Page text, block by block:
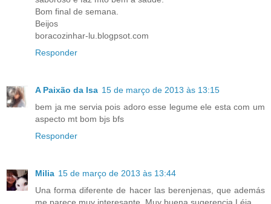
Bom final de semana.
Beijos
boracozinhar-lu.blogpsot.com
Responder
A Paixão da Isa 15 de março de 2013 às 13:15
bem ja me servia pois adoro esse legume ele esta com um
aspecto mt bom bjs bfs
Responder
Milia 15 de março de 2013 às 13:44
Una forma diferente de hacer las berenjenas, que además
me parece muy interesante, Muy buena sugerencia Léia.